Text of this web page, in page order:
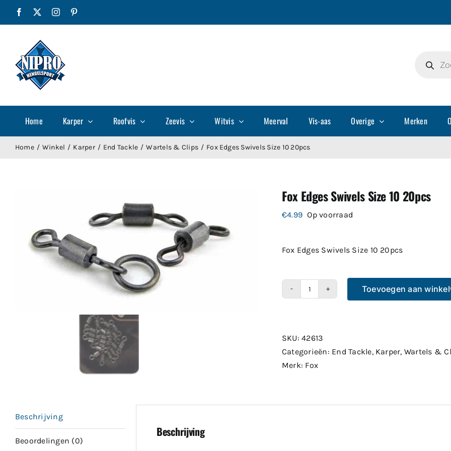
Facebook Instagram
zoeken
Home Karper Roofvis Zeevis Witvis Meerval Vis-aas Overige Merken
Home Winkel Karper End Tackle Wartels & Clips Fox Edges Swivels Size 10 20pcs
Fox Edges Swivels Size 10 20pcs
€4.99 Op voorraad
Fox Edges Swivels Size 10 20pcs
Size
10
20pcs
Toevoegen aan
SKU:42613
Categorieën: End Tackle, Karper, Wartels &
Merk: Fox
Beschrijving
Beoordelingen (0)
Beschrijving